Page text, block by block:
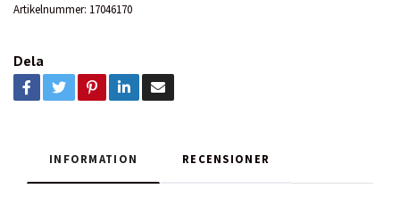
Artikelnummer: 17046170
Dela
INFORMATION RECENSIONER